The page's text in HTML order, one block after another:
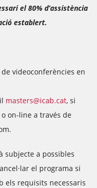
el 80% d’assistència
establert.
videoconferències en
masters@icab.cat, si
on-line a través de
subjecte a possibles
el programa si
els requisits necessaris